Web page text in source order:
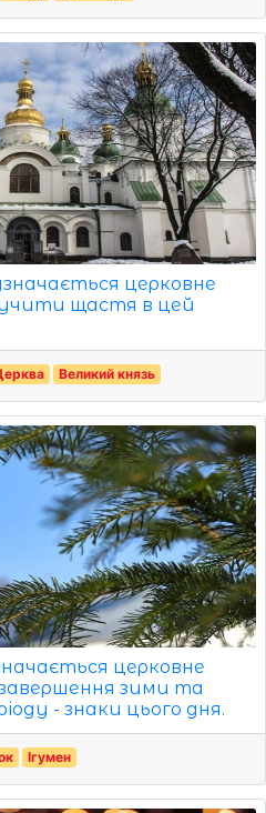
церковне
щастя в цей
Великий князь
церковне
зими та
- знаки цього дня.
Ігумен